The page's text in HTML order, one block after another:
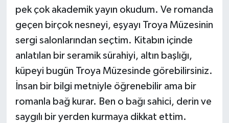
pek çok akademik yayın okudum. Ve romanda
geçen birçok nesneyi, eşyayı Troya Müzesinin
sergi salonlarından seçtim. Kitabın içinde
anlatılan bir seramik sürahiyi, altın başlığı,
küpeyi bugün Troya Müzesinde görebilirsiniz.
İnsan bir bilgi metniyle öğrenebilir ama bir
romanla bağ kurar. Ben o bağı sahici, derin ve
saygılı bir yerden kurmaya dikkat ettim.